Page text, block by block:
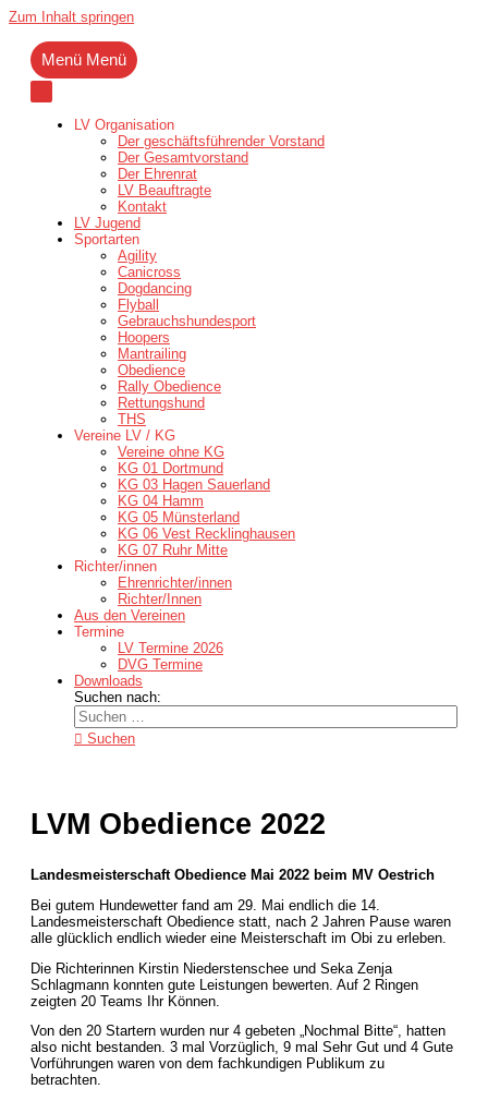
Zum Inhalt springen
Menü Menü
LV Organisation
Der geschäftsführender Vorstand
Der Gesamtvorstand
Der Ehrenrat
LV Beauftragte
Kontakt
LV Jugend
Sportarten
Agility
Canicross
Dogdancing
Flyball
Gebrauchshundesport
Hoopers
Mantrailing
Obedience
Rally Obedience
Rettungshund
THS
Vereine LV / KG
Vereine ohne KG
KG 01 Dortmund
KG 03 Hagen Sauerland
KG 04 Hamm
KG 05 Münsterland
KG 06 Vest Recklinghausen
KG 07 Ruhr Mitte
Richter/innen
Ehrenrichter/innen
Richter/Innen
Aus den Vereinen
Termine
LV Termine 2026
DVG Termine
Downloads
Suchen nach:
Suchen
LVM Obedience 2022
Landesmeisterschaft Obedience Mai 2022 beim MV Oestrich
Bei gutem Hundewetter fand am 29. Mai endlich die 14.
Landesmeisterschaft Obedience statt, nach 2 Jahren Pause waren
alle glücklich endlich wieder eine Meisterschaft im Obi zu erleben.
Die Richterinnen Kirstin Niederstenschee und Seka Zenja
Schlagmann konnten gute Leistungen bewerten. Auf 2 Ringen
zeigten 20 Teams Ihr Können.
Von den 20 Startern wurden nur 4 gebeten „Nochmal Bitte“, hatten
also nicht bestanden. 3 mal Vorzüglich, 9 mal Sehr Gut und 4 Gute
Vorführungen waren von dem fachkundigen Publikum zu
betrachten.